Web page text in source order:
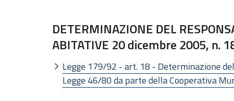
DETERMINAZIONE DEL
ABITATIVE 20 dicembre 2005, n.
Legge 179/92 - art. 18 - Determinazione
Legge 46/80 da parte della Cooperativa